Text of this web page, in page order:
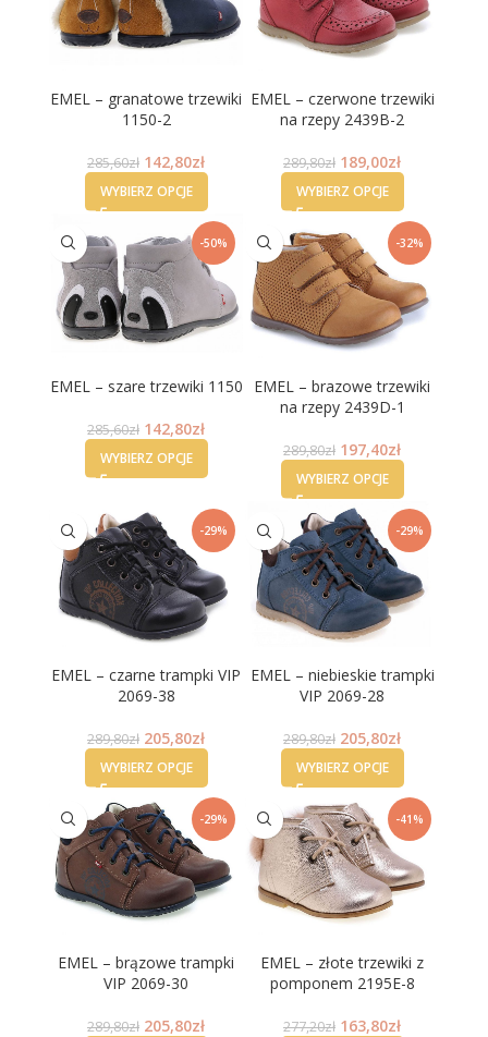
EMEL – granatowe trzewiki
1150-2
285,60zł 142,80zł
WYBIERZ OPCJE
EMEL – czerwone trzewiki
na rzepy 2439B-2
289,80zł 189,00zł
WYBIERZ OPCJE
-50%
EMEL – szare trzewiki 1150
285,60zł 142,80zł
WYBIERZ OPCJE
-32%
EMEL – brazowe trzewiki
na rzepy 2439D-1
289,80zł 197,40zł
WYBIERZ OPCJE
-29%
EMEL – czarne trampki VIP
2069-38
289,80zł 205,80zł
WYBIERZ OPCJE
-29%
EMEL – niebieskie trampki
VIP 2069-28
289,80zł 205,80zł
WYBIERZ OPCJE
-29%
EMEL – brązowe trampki
VIP 2069-30
289,80zł 205,80zł
-41%
EMEL – złote trzewiki z
pomponem 2195E-8
277,20zł 163,80zł